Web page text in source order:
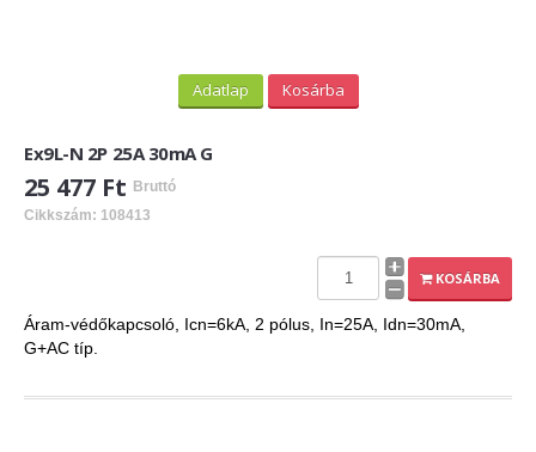
Tűzv. lekapcsolás és védelem
ExPL-AC védelmi elosztók
ExPL-AC-1F
DC kapcsolás és védelem
Adatlap Kosárba
Ex9L-N 2P 25A 30mA G
25 477 Ft Bruttó
Cikkszám: 108413
KOSÁRBA
Áram-védőkapcsoló, Icn=6kA, 2 pólus, In=25A, Idn=30mA,
G+AC típ.